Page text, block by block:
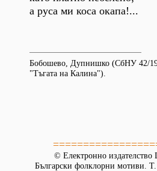
а руса ми коса окапа!...
Бобошево, Дупнишко (СбНУ 42/
"Тъгата на Калина").
© Електронно издателство
Български фолклорни мотиви.